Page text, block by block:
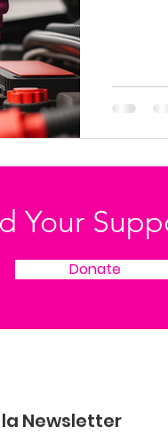
Your
Donate
Newsletter